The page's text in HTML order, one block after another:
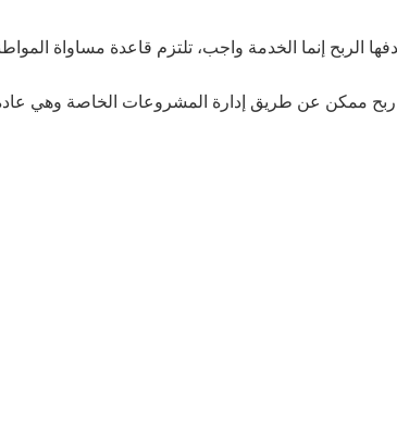
الربح إنما الخدمة واجب، تلتزم قاعدة مساواة
ربح ممكن عن طريق إدارة المشروعات الخاصة وهي عادة